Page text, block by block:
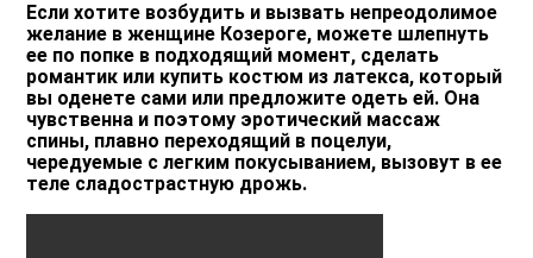
Если хотите возбудить и вызвать непреодолимое
желание в женщине Козероге, можете шлепнуть
ее по попке в подходящий момент, сделать
романтик или купить костюм из латекса, который
вы оденете сами или предложите одеть ей. Она
чувственна и поэтому эротический массаж
спины, плавно переходящий в поцелуи,
чередуемые с легким покусыванием, вызовут в ее
теле сладострастную дрожь.